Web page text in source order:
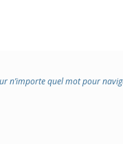
n’importe quel mot pour